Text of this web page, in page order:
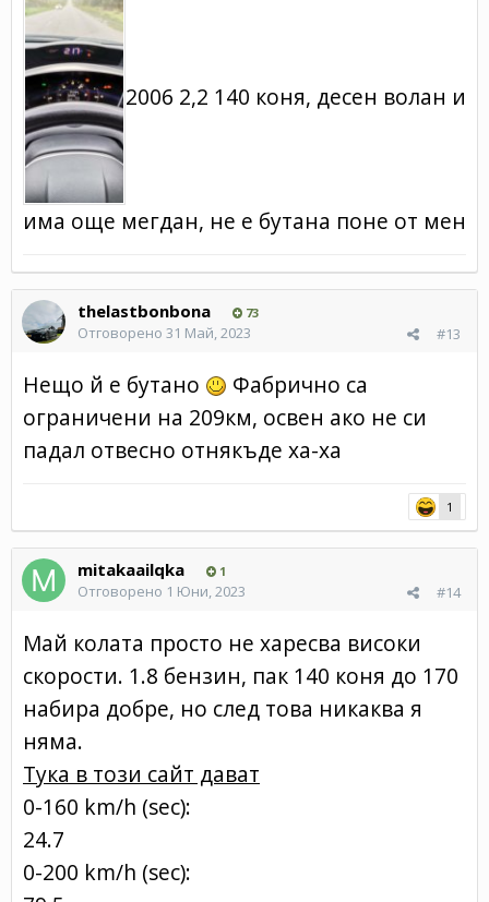
2006 2,2 140 коня, десен волан и
има още мегдан, не е бутана поне от мен
thelastbonbona 73
#13
Отговорено 31 Май, 2023
Нещо й е бутано
Фабрично са
ограничени на 209км, освен ако не си
падал отвесно отнякъде ха-ха
1
mitakaailqka 1
#14
Отговорено 1 Юни, 2023
Май колата просто не харесва високи
скорости. 1.8 бензин, пак 140 коня до 170
набира добре, но след това никаква я
няма.
Тука в този сайт дават
0-160 km/h (sec):
24.7
0-200 km/h (sec):